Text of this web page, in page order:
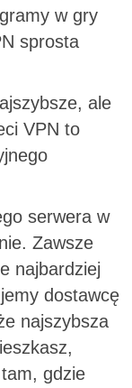
w gry
sprosta
ale
VPN to
serwera w
Zawsze
najbardziej
dostawcę
najszybsza
gdzie